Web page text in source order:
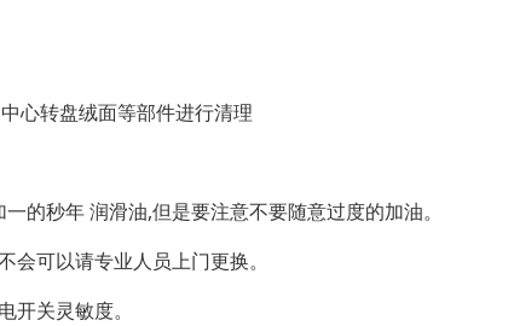
心转盘绒面等部件进行清理
的秒年 润滑油,但是要注意不要随意过度的加油。
可以请专业人员上门更换。
关灵敏度。